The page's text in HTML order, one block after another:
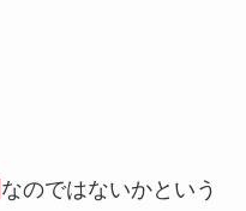
なのではないかという